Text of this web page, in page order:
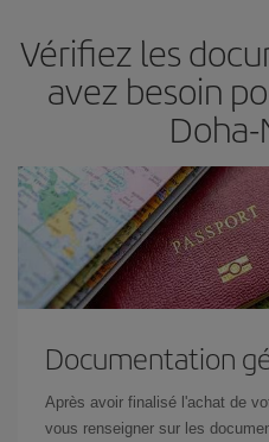
Vérifiez les
avez besoin
Documentation
Après avoir finalisé l'achat de
vous renseigner sur les